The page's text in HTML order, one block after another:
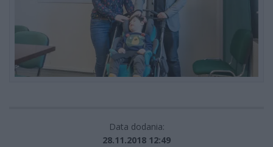
Data dodania:
28.11.2018 12:49